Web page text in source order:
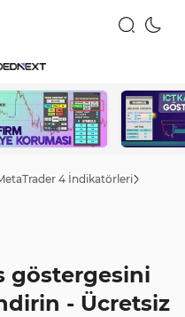
4 İndikatörleri
göstergesini
- Ücretsiz